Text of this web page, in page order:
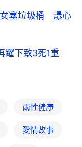
女塞垃圾桶 爆心
躍下致3死1重
兩性健康
愛情故事